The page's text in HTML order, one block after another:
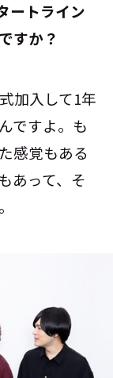
ートライン
すか？
加入して1年
ですよ。も
感覚もある
あって、そ